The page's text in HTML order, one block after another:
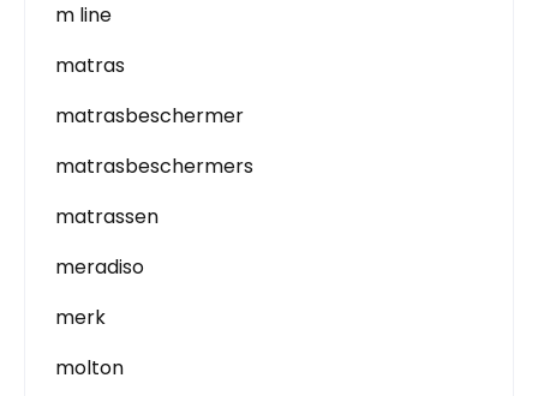
m line
matras
matrasbeschermer
matrasbeschermers
matrassen
meradiso
merk
molton